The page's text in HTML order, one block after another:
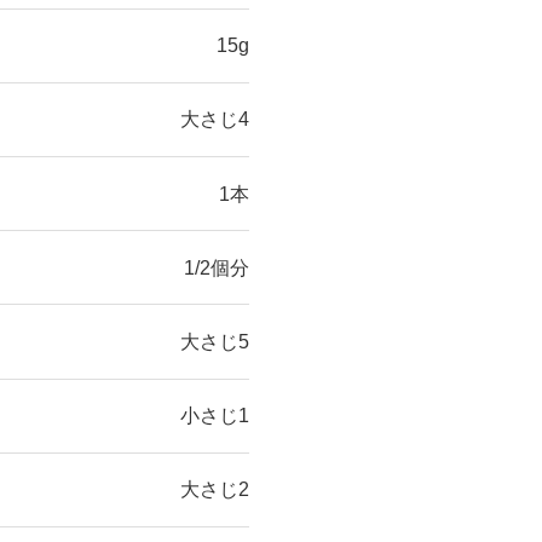
15g
大さじ4
1本
1/2個分
大さじ5
小さじ1
大さじ2